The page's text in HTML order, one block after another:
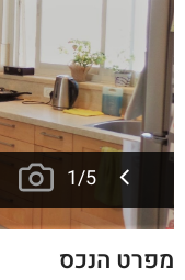
1/5
מפרט הנכס